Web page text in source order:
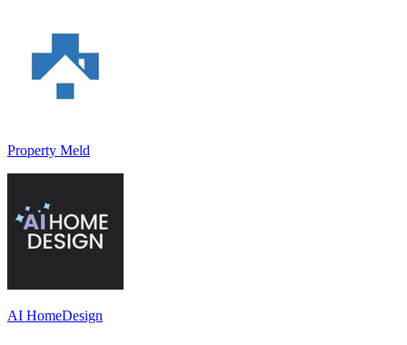
Property Meld
AI HomeDesign